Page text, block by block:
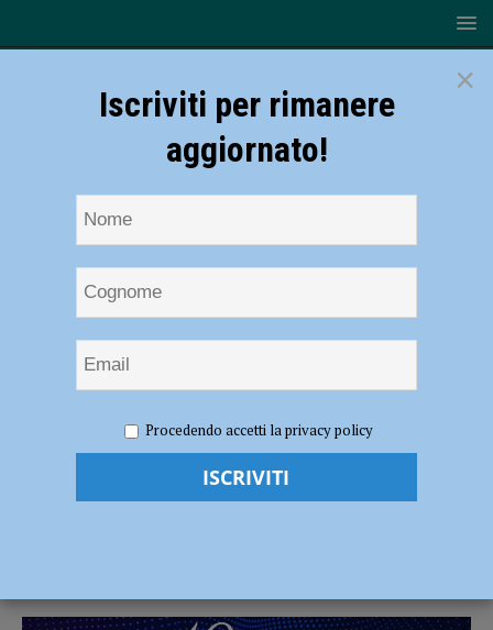
furti e cinque denunce, maxi controlli dei carabinieri in Valdarda
Spaccio e furti e cinque denunce, maxi
×
Iscriviti per rimanere
aggiornato!
Procedendo accetti la privacy policy